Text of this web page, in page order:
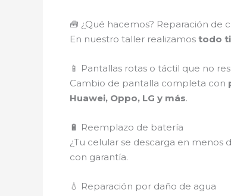
🧰 ¿Qué hacemos? Reparación de
En nuestro taller realizamos todo
📱 Pantallas rotas o táctil que no
Cambio de pantalla completa con
Huawei, Oppo, LG y más.
🔋 Reemplazo de batería
¿Tu celular se descarga en menos
con garantía.
💧 Reparación por daño de agua